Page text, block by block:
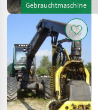
Gebrauchtmaschine